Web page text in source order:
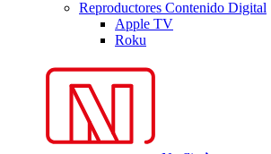
Reproductores Contenido Digital
Apple TV
Roku